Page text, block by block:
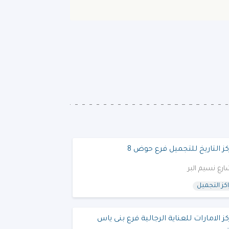
التاريخ للتجميل فرع حوض 8
نسيم البر
التجميل
الامارات للعناية الرجالية فرع بنى ياس